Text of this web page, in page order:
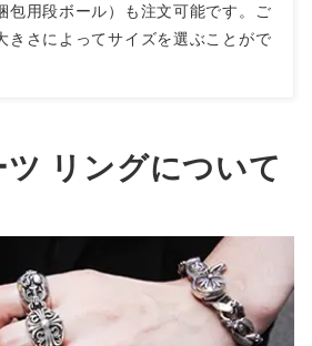
包用段ボール）も注文可能です。ご
きさによってサイズを選ぶことがで
リングについて